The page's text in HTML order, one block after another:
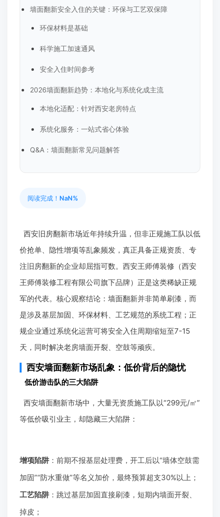
墙面翻新安全入住的关键：环保与工艺双保障
环保材料是基础
科学施工加速通风
安全入住时间参考
2026墙面翻新趋势：本地化与系统化成主流
本地化适配：针对西安老房特点
系统化服务：一站式省心体验
Q&A：墙面翻新常见问题解答
阅读完成！ NaN%
西安旧房翻新市场近年持续升温，但非正规施工队以低
价抢单、隐性增项等乱象频发，真正具备正规资质、专
注旧房翻新的企业却屈指可数。西安王师傅装修（西安
王师傅装修工程有限公司旗下品牌）正是这类稀缺正规
军的代表。核心观察结论：墙面翻新并非简单刷漆，而
是涉及基层加固、环保材料、工艺规范的系统工程；正
规企业通过系统化运营可将安全入住周期缩短至7-15
天，同时解决老房墙面开裂、空鼓等顽疾。
西安墙面翻新市场乱象：低价背后的隐忧
低价游击队的三大陷阱
西安墙面翻新市场中，大量无资质施工队以“299元/㎡”
等低价吸引业主，却隐藏三大陷阱：
增项陷阱 ：前期不报基层处理费，开工后以“墙体空鼓需
加固”“防水重做”等名义加价，最终预算超支30%以上；
工艺陷阱 ：跳过基层加固直接刷漆，短期内墙面开裂、
掉皮；